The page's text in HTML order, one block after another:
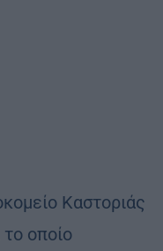
Καστοριάς
οποίο